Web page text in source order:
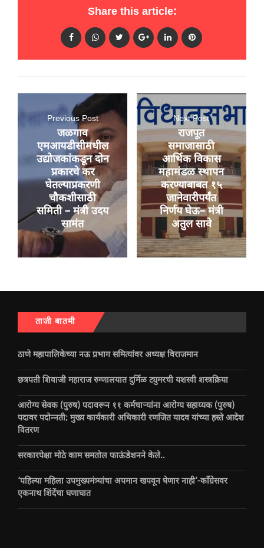
Share this article:
Previous Post
जळगाव
एमआयडीसीमधील
उद्योजकांकडून दोन
प्रकारचे कर
घेतल्याप्रकरणी
चौकशीसाठी
समिती – मंत्री उदय
सामंत
Next Post
राजपूत
समाजासाठी
आर्थिक विकास
महामंडळ स्थापन
करण्याबाबत १५
जानेवारीपर्यंत
निर्णय घेऊ– मंत्री
अतुल सावे
ताजी बातमी
ठाणे महापालिकेच्या नऊ प्रभाग समित्यांवर अध्यक्ष विराजमान
छत्रपती शिवाजी महाराज रुग्णालयात दुर्मिळ ट्युमरची यशस्वी शस्त्रक्रिया
आरोग्य सेवक (पुरुष) पदावरून ११ कर्मचाऱ्यांना आरोग्य सहाय्यक (पुरुष)
पदावर पदोन्नती; मुख्य कार्यकारी अधिकारी रणजित यादव यांच्या हस्ते आदेश
वितरण
सरकारपेक्षा मोठे काम समतोल फाऊंडेशनने केले..
‘पहिल्या महिला उपमुख्यमंत्र्यांचा अपमान खपवून घेणार नाही’-काँग्रेसवर
एकनाथ शिंदेंचा घणाघात